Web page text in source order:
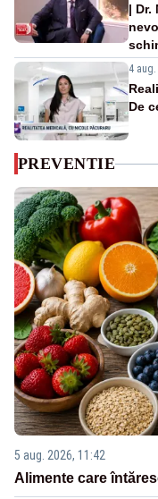
| Dr.
4 aug.
De
PREVENTIE
5 aug. 2026, 11:42
Alimente care